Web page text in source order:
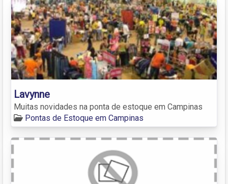
Lavynne
Muitas novidades na ponta de estoque em Campinas
Pontas de Estoque em Campinas